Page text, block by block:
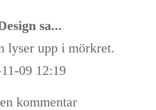
sa...
lyser upp i mörkret.
09 12:19
kommentar